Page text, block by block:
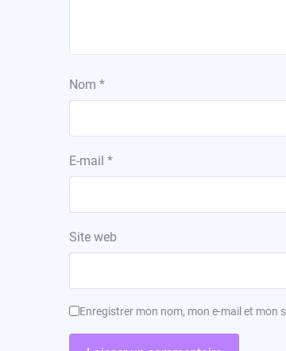
Nom *
E-mail *
Site web
Enregistrer mon nom, mon e-mail et